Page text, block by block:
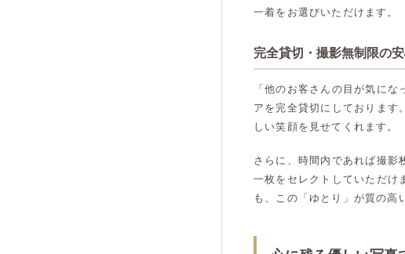
一着をお選びいただけます。
完全貸切・撮影無制限の
「他のお客さんの目が気に
アを完全貸切にしております
しい笑顔を見せてくれます。
さらに、時間内であれば撮影
一枚をセレクトしていただけ
も、この「ゆとり」が質の高